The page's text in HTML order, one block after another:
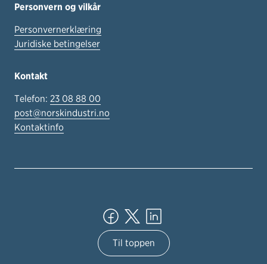
Personvern og vilkår
Personvernerklæring
Juridiske betingelser
Kontakt
Telefon: 23 08 88 00
post@norskindustri.no
Kontaktinfo
Til toppen